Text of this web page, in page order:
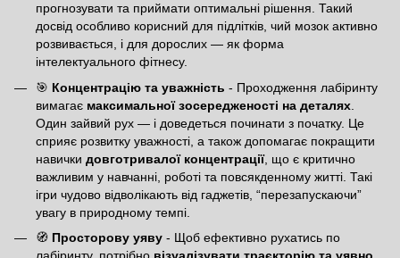
прогнозувати та приймати оптимальні рішення. Такий
досвід особливо корисний для підлітків, чий мозок активно
розвивається, і для дорослих — як форма
інтелектуального фітнесу.
🎯 Концентрацію та уважність - Проходження лабіринту
вимагає максимальної зосередженості на деталях
Один зайвий рух — і доведеться починати з початку. Це
сприяє розвитку уважності, а також допомагає покращити
навички довготривалої концентрації, що є критично
важливим у навчанні, роботі та повсякденному житті. Такі
ігри чудово відволікають від гаджетів, “перезапускаючи”
увагу в природному темпі.
🧭 Просторову уяву - Щоб ефективно рухатись по